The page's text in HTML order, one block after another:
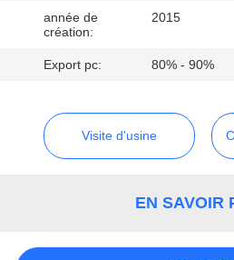
DEMANDEZ
UNE
PLAN
année de
création:
2015
Export pc: 80% - 90%
Visite d'usine
EN SAVOIR